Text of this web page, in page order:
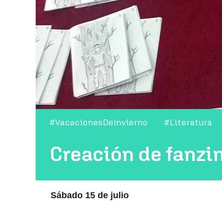
#VacacionesDeInvierno #Literatura
Creación de
Sábado 15 de julio